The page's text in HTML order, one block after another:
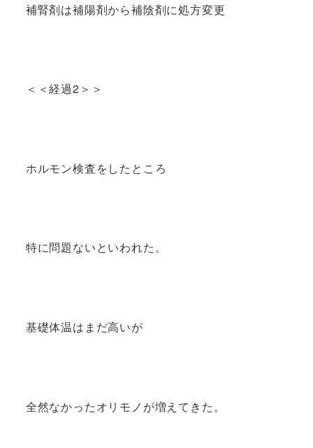
補腎剤は補陽剤から補陰剤に処方変更
＜＜経過2＞＞
ホルモン検査をしたところ
特に問題ないといわれた。
基礎体温はまだ高いが
全然なかったオリモノが増えてきた。